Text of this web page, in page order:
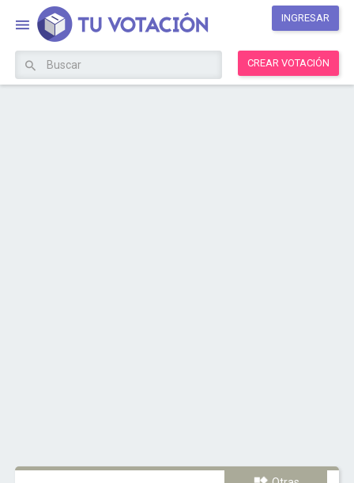
INGRESAR
CREAR VOTACIÓN